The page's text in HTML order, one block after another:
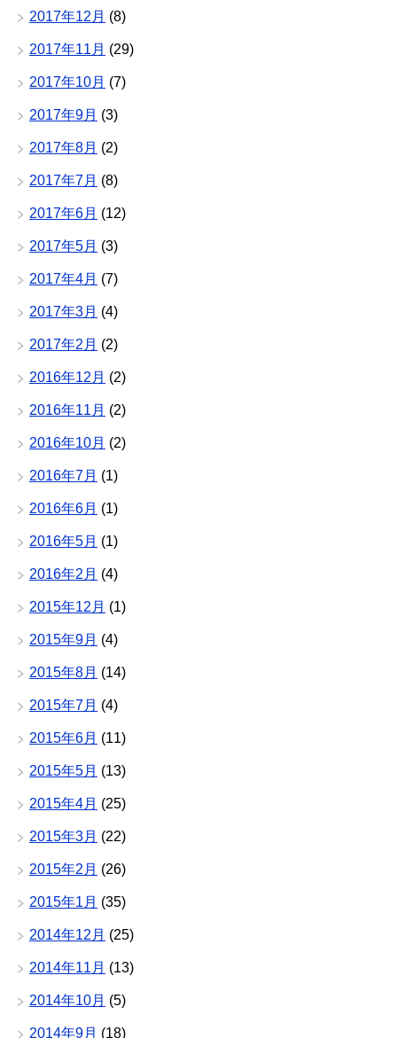
2017年12月 (8)
2017年11月 (29)
2017年10月 (7)
2017年9月 (3)
2017年8月 (2)
2017年7月 (8)
2017年6月 (12)
2017年5月 (3)
2017年4月 (7)
2017年3月 (4)
2017年2月 (2)
2016年12月 (2)
2016年11月 (2)
2016年10月 (2)
2016年7月 (1)
2016年6月 (1)
2016年5月 (1)
2016年2月 (4)
2015年12月 (1)
2015年9月 (4)
2015年8月 (14)
2015年7月 (4)
2015年6月 (11)
2015年5月 (13)
2015年4月 (25)
2015年3月 (22)
2015年2月 (26)
2015年1月 (35)
2014年12月 (25)
2014年11月 (13)
2014年10月 (5)
2014年9月 (18)